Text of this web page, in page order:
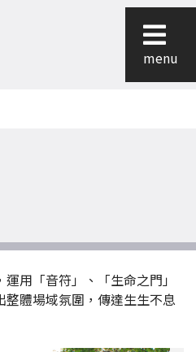
menu
用「音符」、「生命之門」
體場域氛圍，傳達生生不息